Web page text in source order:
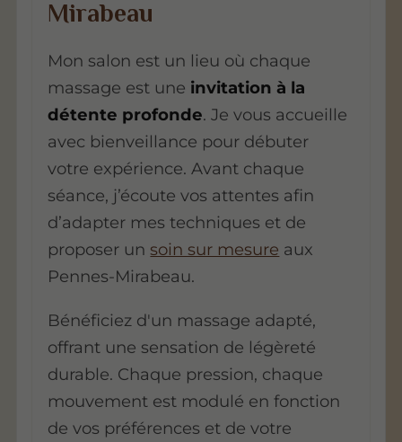
Mirabeau
Mon salon est un lieu où chaque
massage est une invitation à la
détente profonde. Je vous accueille
avec bienveillance pour débuter
votre expérience. Avant chaque
séance, j’écoute vos attentes afin
d’adapter mes techniques et de
proposer un soin sur mesure aux
Pennes-Mirabeau.
Bénéficiez d'un massage adapté,
offrant une sensation de légèreté
durable. Chaque pression, chaque
mouvement est modulé en fonction
de vos préférences et de votre